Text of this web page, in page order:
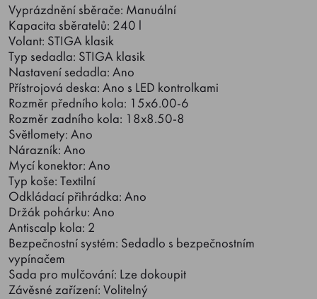
Vyprázdnění sběrače: Manuální
Kapacita sběratelů: 240 l
Volant: STIGA klasik
Typ sedadla: STIGA klasik
Nastavení sedadla: Ano
Přístrojová deska: Ano s LED kontrolkami
Rozměr předního kola: 15x6.00-6
Rozměr zadního kola: 18x8.50-8
Světlomety: Ano
Nárazník: Ano
Mycí konektor: Ano
Typ koše: Textilní
Odkládací přihrádka: Ano
Držák pohárku: Ano
Antiscalp kola: 2
Bezpečnostní systém: Sedadlo s bezpečnostním
vypínačem
Sada pro mulčování: Lze dokoupit
Závěsné zařízení: Volitelný